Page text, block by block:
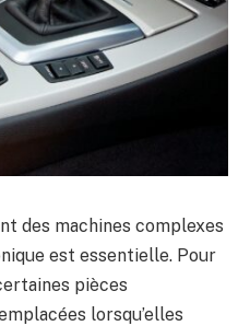
des machines complexes
est essentielle. Pour
pièces
lorsqu’elles